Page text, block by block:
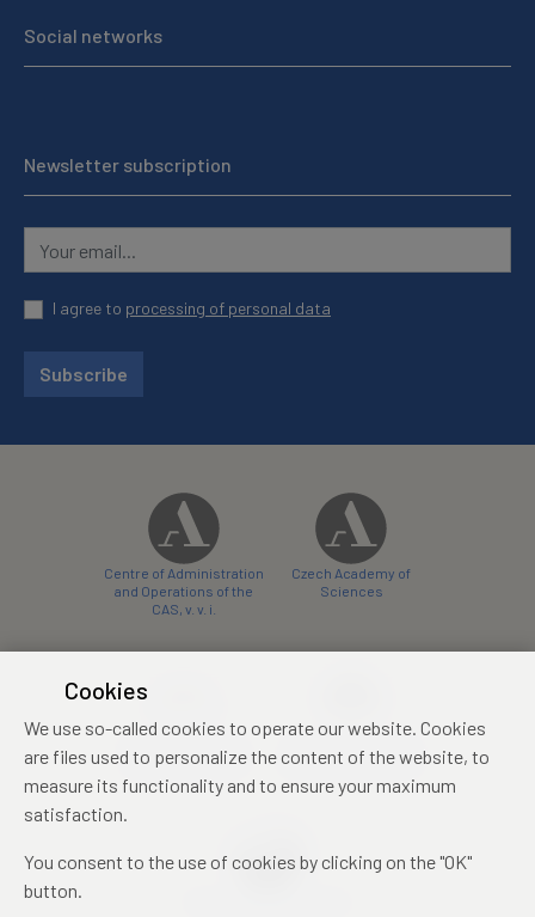
Social networks
Newsletter subscription
I agree to processing of personal data
Subscribe
Centre of Administration
and Operations of the
CAS, v. v. i.
Czech Academy of
Sciences
conference centre
konferenční centrum
Cookies
We use so-called cookies to operate our website. Cookies
are files used to personalize the content of the website, to
measure its functionality and to ensure your maximum
satisfaction.
You consent to the use of cookies by clicking on the "OK"
button.